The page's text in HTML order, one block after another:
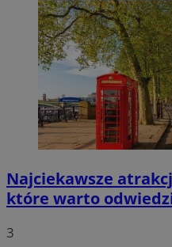
Najciekawsze
które warto
3